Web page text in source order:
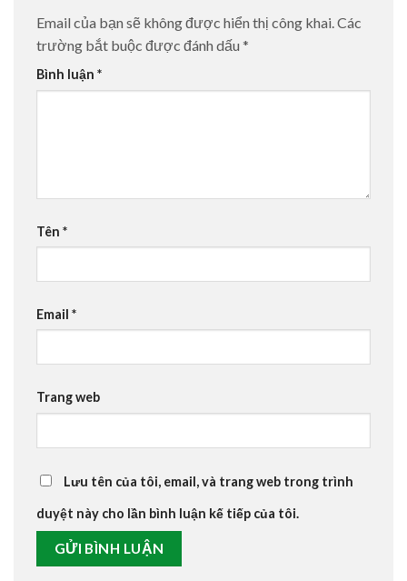
Email của bạn sẽ không được hiển thị công khai.Các
trường bắt buộc được đánh dấu *
Bình luận *
Tên *
Email *
Trang web
Lưu tên của tôi, email, và trang web trong trình
duyệt này cho lần bình luận kế tiếp của tôi.